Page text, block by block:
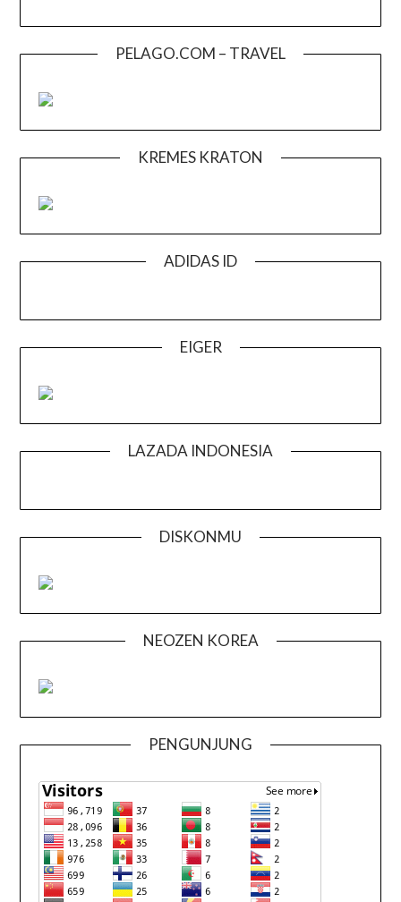
PELAGO.COM – TRAVEL
KREMES KRATON
ADIDAS ID
EIGER
LAZADA INDONESIA
DISKONMU
NEOZEN KOREA
PENGUNJUNG